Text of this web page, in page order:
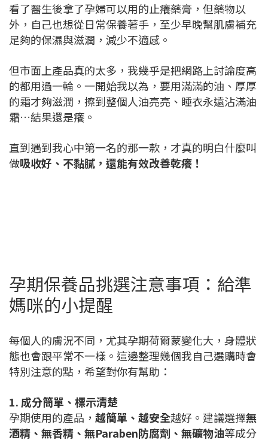
看了醫生後拿了孕婦可以用的止癢藥膏，但藥物以
外，自己也想從日常保養著手，至少早晚幫肌膚補充
足夠的保濕與滋潤，減少不適感。
但市面上產品真的太多，我幾乎是把網路上討論度高
的都用過一輪。一開始我以為，要用滿滿的油、厚厚
的霜才夠滋潤，擦到整個人油亮亮、睡衣永遠沾滿油
霜…結果還是癢。
直到遇到我心中第一名的那一款，才真的明白什麼叫
做吸收好、不黏膩，還能有效改善乾癢！
孕期保養品挑選注意事項：給準
媽咪的小提醒
每個人的膚況不同，尤其孕期荷爾蒙變化大，身體狀
態也會跟平常不一樣。這邊整理幾個我自己選購時會
特別注意的點，希望對你有幫助：
1. 成分簡單、標示清楚
孕期使用的產品， 越簡單、越安全越好。建議選擇無
酒精、無香精、無Paraben防腐劑、無礦物油等成分